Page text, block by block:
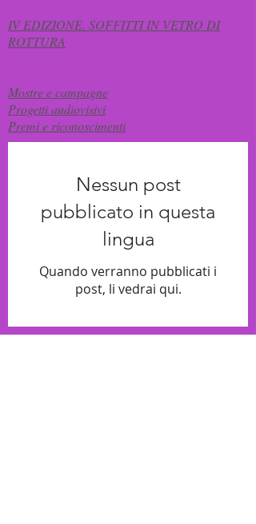
IV EDIZIONE. SOFFITTI IN VETRO DI
ROTTURA
Mostre e campagne
Progetti audiovisivi​​
Premi e riconoscimenti
Nessun post
pubblicato in questa
lingua
Quando verranno pubblicati i
post, li vedrai qui.